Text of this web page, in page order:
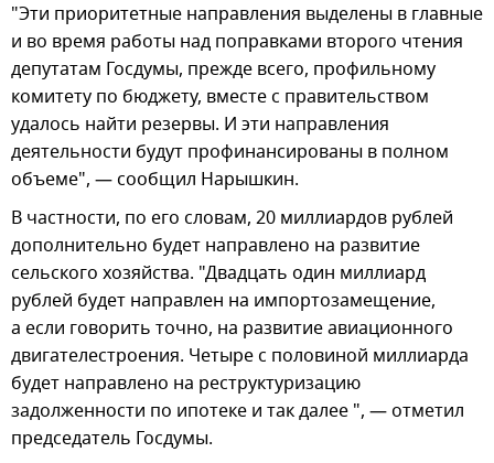
"Эти приоритетные направления выделены в главные
и во время работы над поправками второго чтения
депутатам Госдумы, прежде всего, профильному
комитету по бюджету, вместе с правительством
удалось найти резервы. И эти направления
деятельности будут профинансированы в полном
объеме", — сообщил Нарышкин.
В частности, по его словам, 20 миллиардов рублей
дополнительно будет направлено на развитие
сельского хозяйства. "Двадцать один миллиард
рублей будет направлен на импортозамещение,
а если говорить точно, на развитие авиационного
двигателестроения. Четыре с половиной миллиарда
будет направлено на реструктуризацию
задолженности по ипотеке и так далее ", — отметил
председатель Госдумы.